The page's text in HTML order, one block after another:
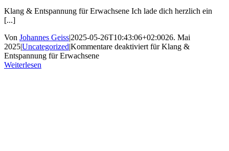
Klang & Entspannung für Erwachsene Ich lade dich herzlich ein
[...]
Von Johannes Geiss|2025-05-26T10:43:06+02:0026. Mai
2025|Uncategorized|Kommentare deaktiviert für Klang &
Entspannung für Erwachsene
Weiterlesen